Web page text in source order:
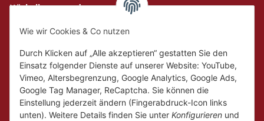
Wie wir Cookies & Co nutzen
Durch Klicken auf „Alle akzeptieren“ gestatten Sie den
Einsatz folgender Dienste auf unserer Website: YouTube,
Vimeo, Altersbegrenzung, Google Analytics, Google Ads,
Google Tag Manager, ReCaptcha. Sie können die
Einstellung jederzeit ändern (Fingerabdruck-Icon links
unten). Weitere Details finden Sie unter Konfigurieren und
Hückelhoven und
Mo.
Ruhetag
Di. - Fr.
10:00 - 18:00
10:00 - 14:00